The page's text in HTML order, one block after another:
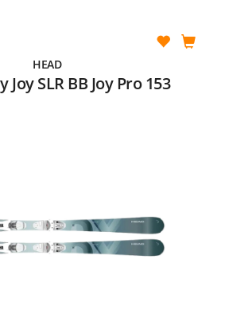
HEAD
Joy SLR BB Joy Pro 153